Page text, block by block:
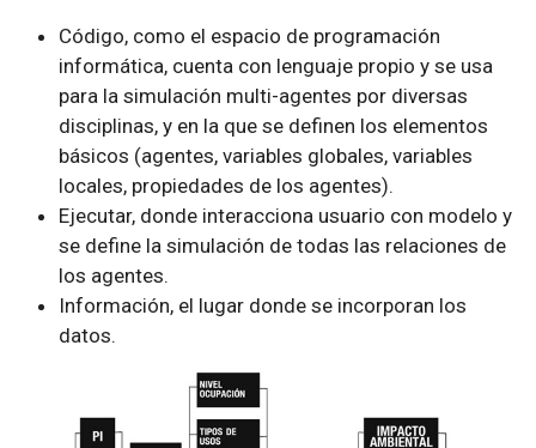
Código, como el espacio de programación
informática, cuenta con lenguaje propio y se usa
para la simulación multi-agentes por diversas
disciplinas, y en la que se definen los elementos
básicos (agentes, variables globales, variables
locales, propiedades de los agentes).
Ejecutar, donde interacciona usuario con modelo y
se define la simulación de todas las relaciones de
los agentes.
Información, el lugar donde se incorporan los
datos.